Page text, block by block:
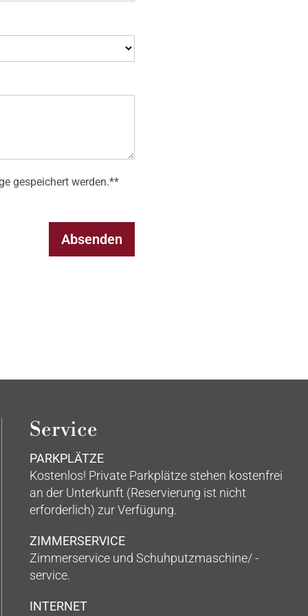
gespeichert werden.**
Absenden
Service
PARKPLÄTZE
Kostenlos! Private Parkplätze stehen kostenfrei
an der Unterkunft (Reservierung ist nicht
erforderlich) zur Verfügung.
ZIMMERSERVICE
Zimmerservice und Schuhputzmaschine/ -
service.
INTERNET